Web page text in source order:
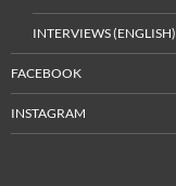
INTERVIEWS (ENGLISH)
FACEBOOK
INSTAGRAM